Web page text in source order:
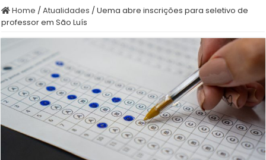
Home /Atualidades /Uema abre inscrições para seletivo de
professor em São Luís